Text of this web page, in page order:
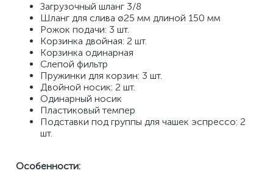
Загрузочный шланг 3/8
Шланг для слива ø25 мм длиной 150 мм
Рожок подачи: 3 шт.
Корзинка двойная: 2 шт.
Корзинка одинарная
Слепой фильтр
Пружинки для корзин: 3 шт.
Двойной носик: 2 шт.
Одинарный носик
Пластиковый темпер
Подставки под группы для чашек эспрессо: 2
шт.
Особенности: